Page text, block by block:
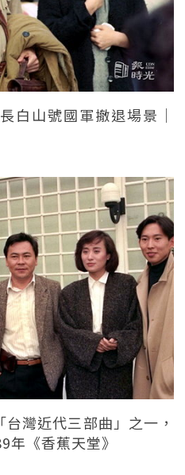
白山號國軍撤退場景｜
灣近代三部曲」之一，
年《香蕉天堂》